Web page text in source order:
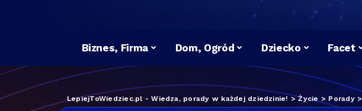
Biznes, Firma Dom, Ogród Dziecko Facet
LepiejToWiedziec.pl - Wiedza, porady w każdej dziedzinie! >Życie> Porady>